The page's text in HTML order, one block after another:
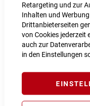
Retargeting und zur
Inhalten und
Drittanbieterseiten
von Cookies jederzeit
auch zur
in den Einstellungen